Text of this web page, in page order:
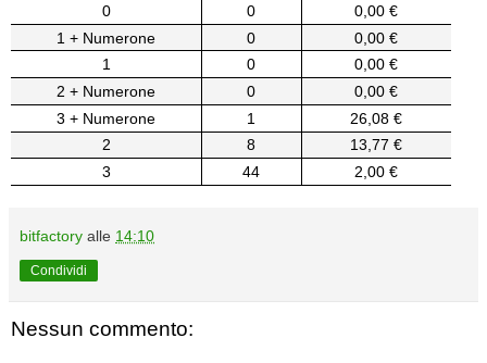
0
0
0,00 €
1 + Numerone
0
0,00 €
1
0
0,00 €
2 + Numerone
0
0,00 €
3 + Numerone
1
26,08 €
2
8
13,77 €
3
44 2,00 €
bitfactory alle 14:10
Condividi
Nessun commento: